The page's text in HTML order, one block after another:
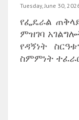
Tuesday, June 30,
‎የፌዴራል
ምዝገባ
የዳኝነት
ስምምነት